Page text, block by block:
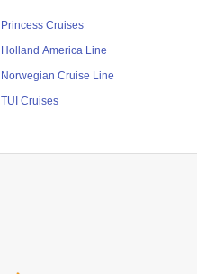
Princess Cruises
Holland America Line
Norwegian Cruise Line
TUI Cruises